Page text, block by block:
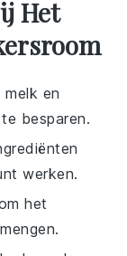
Het
melk en
besparen.
werken.
het